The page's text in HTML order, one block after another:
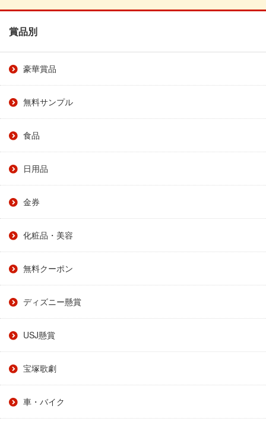
賞品別
豪華賞品
無料サンプル
食品
日用品
金券
化粧品・美容
無料クーポン
ディズニー懸賞
USJ懸賞
宝塚歌劇
車・バイク